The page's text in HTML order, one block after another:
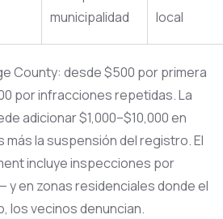
municipalidad
local
County: desde $500 por primera
por infracciones repetidas. La
adicionar $1,000–$10,000 en
más la suspensión del registro. El
incluye inspecciones por
y en zonas residenciales donde el
los vecinos denuncian.